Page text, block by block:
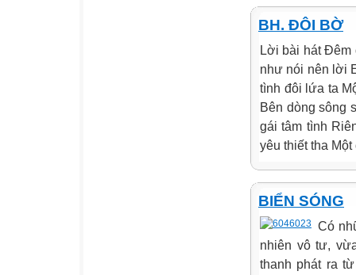
BH. ĐÔI BỜ
Lời bài hát Đêm
như nói nên lời
tình đôi lứa ta
Bên dòng sông
gái tâm tình
yêu thiết tha Một
BIỂN SÓNG
Có
nhiên vô tư,
thanh phát ra